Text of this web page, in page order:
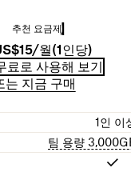
추천 요금제
Standard
월(1인당)
료로 사용해 보기
는 지금 구매
1인 이
팀 용량